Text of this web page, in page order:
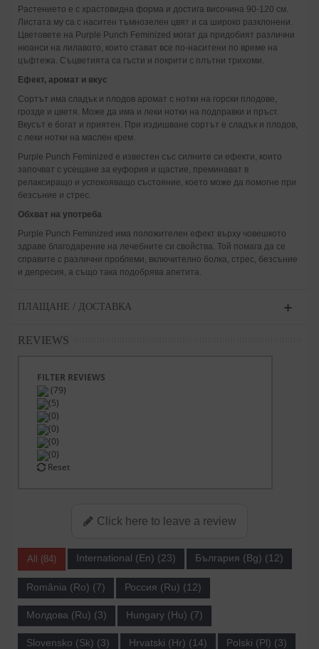
Растението е с храстовидна форма и достига височина 90-120 см.
Листата му са с наситен тъмнозелен цвят и са широко разклонени.
Цветовете на Purple Punch Feminized могат да придобият различни
нюанси на лилавото, които стават все по-наситени по време на
цъфтежа. Съцветията са гъсти и покрити с плътни трихоми.
Ефект, аромат и вкус
Сортът има сладък и плодов аромат с нотки на горски плодове,
грозде и цветя. Може да има и леки нотки на подправки и пръст.
Вкусът е богат и приятен. При издишване сортът е сладък и плодов,
с леки нотки на маслен крем.
Purple Punch Feminized е известен със силните си ефекти, които
започват с усещане за еуфория и щастие, преминават в
релаксиращо и успокояващо състояние, което може да помогне при
безсъние и стрес.
Обхват на употреба
Purple Punch Feminized има положителен ефект върху човешкото
здраве благодарение на лечебните си свойства. Той помага да се
справите с различни проблеми, включително болка, стрес, безсъние
и депресия, а също така подобрява апетита.
ПЛАЩАНЕ / ДОСТАВКА
REVIEWS
FILTER REVIEWS
(79)
(5)
(0)
(0)
(0)
(0)
Reset
Click here to leave a review
All (84) International (En) (23) България (Bg) (12)
România (Ro) (7) Россия (Ru) (12)
Молдова (Ru) (3) Hungary (Hu) (7)
Slovensko (Sk) (3) Hrvatski (Hr) (14) Polski (Pl) (3)